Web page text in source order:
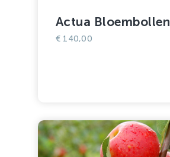
Actua Bloembollen
€140,00